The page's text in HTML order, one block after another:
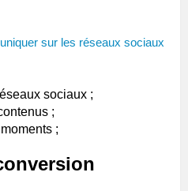
sur les réseaux sociaux
sociaux ;
;
;